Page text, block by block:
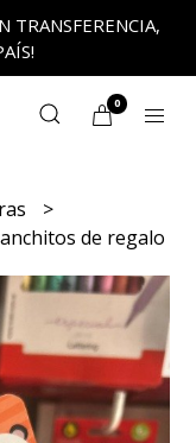
TRANSFERENCIA,
0
de regalo